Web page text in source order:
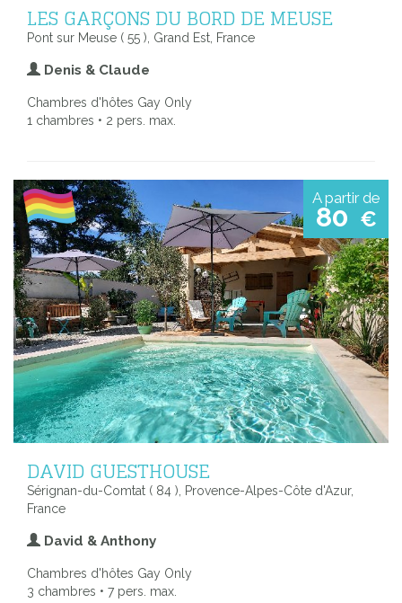
LES GARÇONS DU BORD DE MEUSE
Pont sur Meuse ( 55 ), Grand Est, France
Denis & Claude
Chambres d'hôtes Gay Only
1 chambres • 2 pers. max.
A partir de
80 €
DAVID GUESTHOUSE
Sérignan-du-Comtat ( 84 ), Provence-Alpes-Côte d'Azur,
France
David & Anthony
Chambres d'hôtes Gay Only
3 chambres • 7 pers. max.